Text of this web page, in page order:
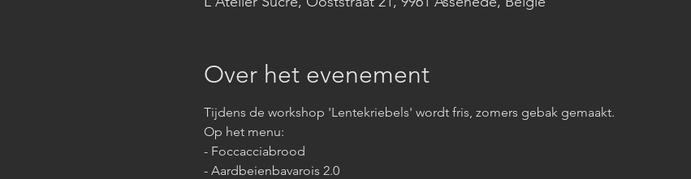
Over het evenement
Tijdens de workshop 'Lentekriebels' wordt fris, zomers gebak gemaakt.
Op het menu:
- Foccacciabrood
- Aardbeienbavarois 2.0